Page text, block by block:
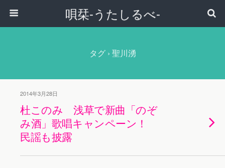
唄栞-うたしるべ-
タグ › 聖川湧
2014年3月28日
杜このみ 浅草で新曲「のぞ
み酒」歌唱キャンペーン！
民謡も披露